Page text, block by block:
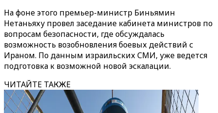
На фоне этого премьер-министр Биньямин
Нетаньяху провел заседание кабинета министров по
вопросам безопасности, где обсуждалась
возможность возобновления боевых действий с
Ираном. По данным израильских СМИ, уже ведется
подготовка к возможной новой эскалации.
ЧИТАЙТЕ ТАКЖЕ